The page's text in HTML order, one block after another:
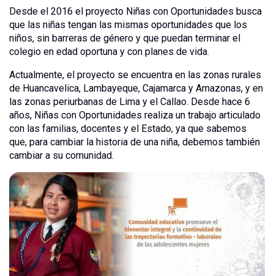
Desde el 2016 el proyecto Niñas con Oportunidades busca
que las niñas tengan las mismas oportunidades que los
niños, sin barreras de género y que puedan terminar el
colegio en edad oportuna y con planes de vida.
Actualmente, el proyecto se encuentra en las zonas rurales
de Huancavelica, Lambayeque, Cajamarca y Amazonas, y en
las zonas periurbanas de Lima y el Callao. Desde hace 6
años, Niñas con Oportunidades realiza un trabajo articulado
con las familias, docentes y el Estado, ya que sabemos
que, para cambiar la historia de una niña, debemos también
cambiar a su comunidad.